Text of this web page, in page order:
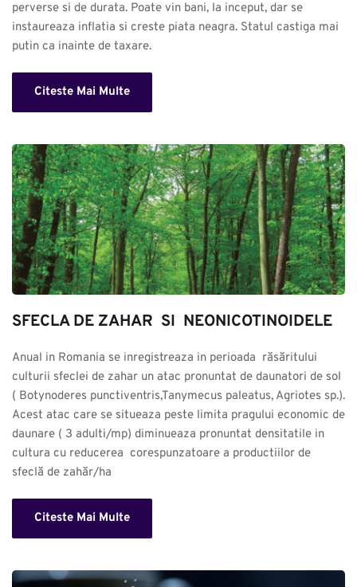
perverse si de durata. Poate vin bani, la inceput, dar se
instaureaza inflatia si creste piata neagra. Statul castiga mai
putin ca inainte de taxare.
Citeste Mai Multe
SFECLA DE ZAHAR  SI  NEONICOTINOIDELE
Anual in Romania se inregistreaza in perioada  răsăritului
culturii sfeclei de zahar un atac pronuntat de daunatori de sol
( Botynoderes punctiventris,Tanymecus paleatus, Agriotes sp.).
Acest atac care se situeaza peste limita pragului economic de
daunare ( 3 adulti/mp) diminueaza pronuntat densitatile in
cultura cu reducerea  corespunzatoare a productiilor de
sfeclă de zahăr/ha
Citeste Mai Multe